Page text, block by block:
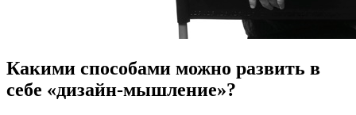
Какими способами можно развить в
себе «дизайн-мышление»?